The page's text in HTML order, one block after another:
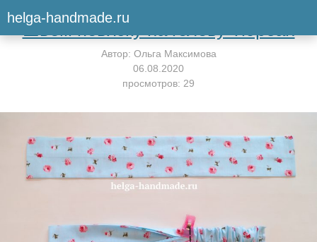
helga-handmade.ruВернуться к мастер-классу
Шьём повязку на голову Тюрбан
Автор: Ольга Максимова
06.08.2020
просмотров: 29